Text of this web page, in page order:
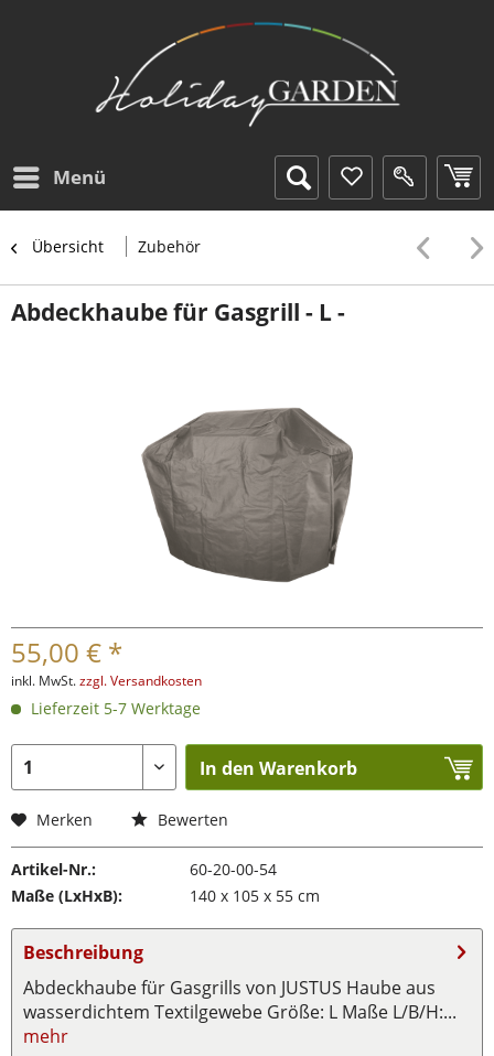
Menü
Übersicht Zubehör
Abdeckhaube für Gasgrill - L -
55,00 € *
inkl. MwSt.zzgl. Versandkosten
Lieferzeit 5-7 Werktage
In den Warenkorb
Merken Bewerten
Artikel-Nr.:
60-20-00-54
Maße (LxHxB):
140 x 105 x 55 cm
Beschreibung
Abdeckhaube für Gasgrills von JUSTUS Haube aus
wasserdichtem Textilgewebe Größe: L Maße L/B/H:...
mehr